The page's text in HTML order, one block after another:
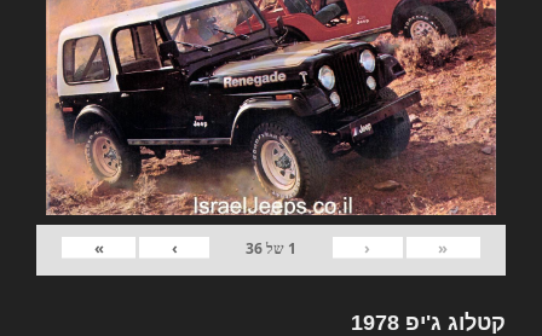
«
‹
1 של36
›
»
קטלוג ג'יפ 1978